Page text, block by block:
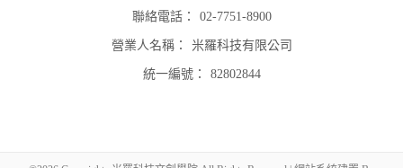
聯絡電話： 02-7751-8900
營業人名稱： 米羅科技有限公司
統一編號： 82802844